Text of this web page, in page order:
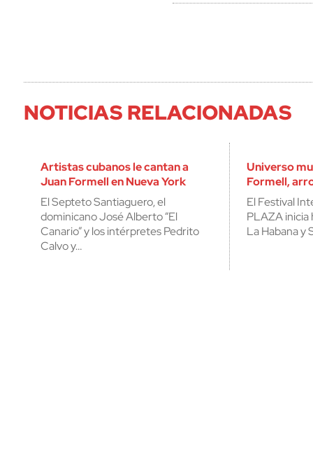
NOTICIAS RELACIONADAS
Artistas cubanos le cantan a
Juan Formell en Nueva York
El Septeto Santiaguero, el
dominicano José Alberto “El
Canario” y los intérpretes Pedrito
Calvo y…
Universo
Formell,
El Festival
PLAZA inicia
La Habana y